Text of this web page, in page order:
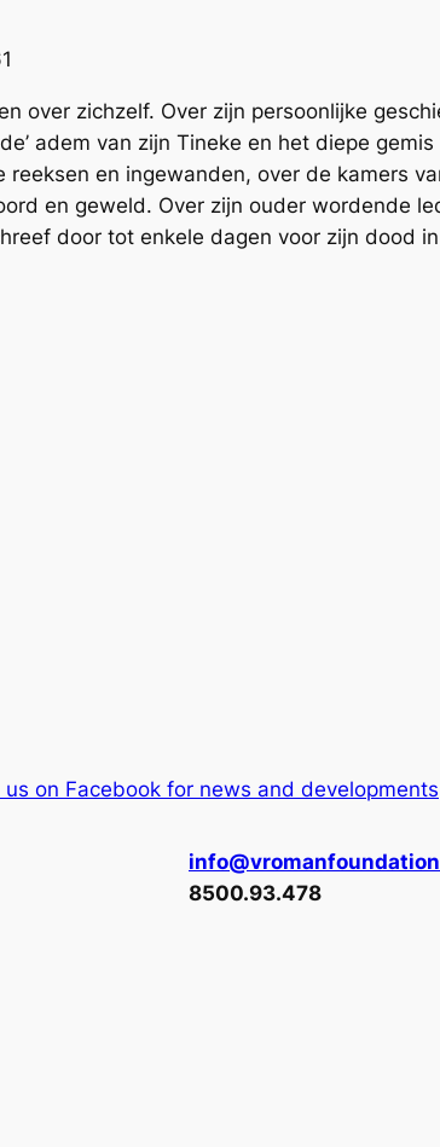
over zichzelf. Over zijn persoonlijke
adem van zijn Tineke en het diepe
en ingewanden, over de kamers
en geweld. Over zijn ouder wordende
door tot enkele dagen voor zijn dood in
us on Facebook for news and developments
8500.93.478